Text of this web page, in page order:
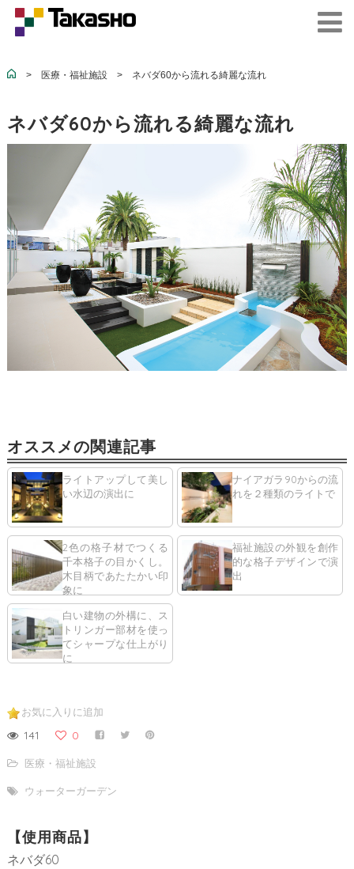
> 医療・福祉施設 > ネバダ60から流れる綺麗な流れ
ネバダ60から流れる綺麗な流れ
オススメの関連記事
ライトアップして美し
い水辺の演出に
ナイアガラ90からの流
れを２種類のライトで
2色の格子材でつくる
千本格子の目かくし。
木目柄であたたかい印
象に
福祉施設の外観を創作
的な格子デザインで演
出
白い建物の外構に、ス
トリンガー部材を使っ
てシャープな仕上がり
に
お気に入りに追加
141 0
医療・福祉施設
ウォーターガーデン
【使用商品】
ネバダ60